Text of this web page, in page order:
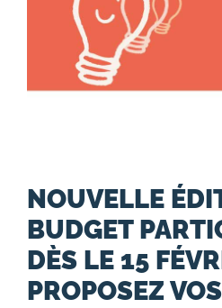
NOUVELLE
BUDGET
DÈS LE 15
PROPOSEZ